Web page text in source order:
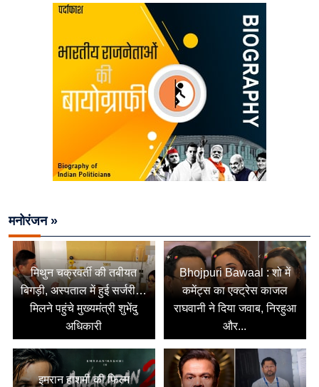
मनोरंजन »
मिथुन चक्रवर्ती की तबीयत
बिगड़ी, अस्पताल में हुई सर्जरी…
मिलने पहुंचे मुख्यमंत्री शुभेंदु
अधिकारी
Bhojpuri Bawaal : शो में
कमेंट्स का एक्ट्रेस काजल
राघवानी ने दिया जवाब, निरहुआ
और...
इमरान हाशमी की फिल्म